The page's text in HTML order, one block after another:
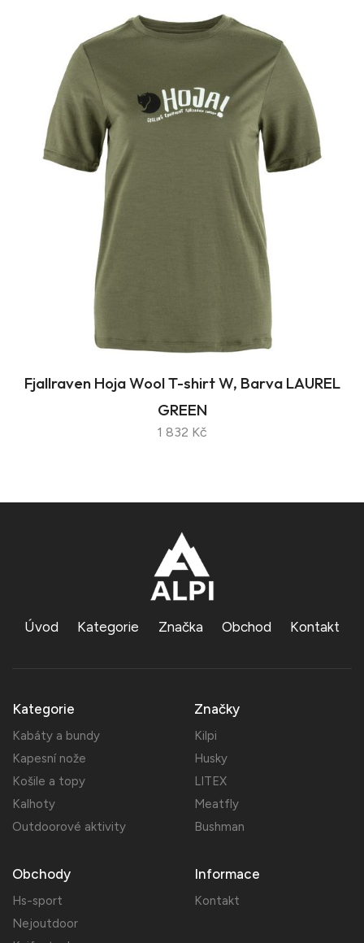
Fjallraven Hoja Wool T-shirt W, Barva LAUREL
GREEN
1 832 Kč
Úvod Kategorie Značka Obchod Kontakt
Kategorie
Kabáty a bundy
Kapesní nože
Košile a topy
Kalhoty
Outdoorové aktivity
Značky
Kilpi
Husky
LITEX
Meatfly
Bushman
Obchody
Hs-sport
Nejoutdoor
Informace
Kontakt